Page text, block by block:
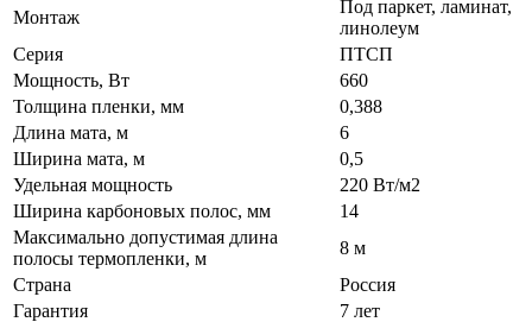
Монтаж
Под паркет, ламинат,
линолеум
Серия
ПТСП
Мощность, Вт
660
Толщина пленки, мм
0,388
Длина мата, м
6
Ширина мата, м
0,5
Удельная мощность
220 Вт/м2
Ширина карбоновых полос, мм
14
Максимально допустимая длина
полосы термопленки, м
8 м
Страна
Россия
Гарантия
7 лет